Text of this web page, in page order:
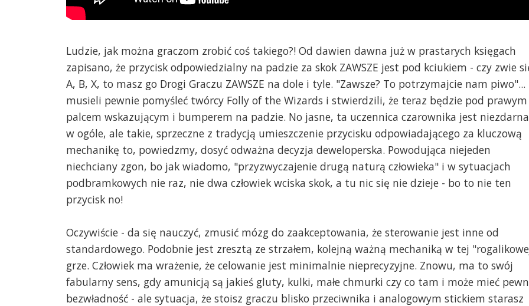
Ludzie, jak można graczom zrobić coś takiego?! Od dawien dawna już w prastarych księgach
zapisano, że przycisk odpowiedzialny na padzie za skok ZAWSZE jest pod kciukiem - czy zwie
A, B, X, to masz go Drogi Graczu ZAWSZE na dole i tyle. "Zawsze? To potrzymajcie nam piwo"...
musieli pewnie pomyśleć twórcy Folly of the Wizards i stwierdzili, że teraz będzie pod prawym
palcem wskazującym i bumperem na padzie. No jasne, ta uczennica czarownika jest
w ogóle, ale takie, sprzeczne z tradycją umieszczenie przycisku odpowiadającego za kluczową
mechanikę to, powiedzmy, dosyć odważna decyzja deweloperska. Powodująca niejeden
niechciany zgon, bo jak wiadomo, "przyzwyczajenie drugą naturą człowieka" i w sytuacjach
podbramkowych nie raz, nie dwa człowiek wciska skok, a tu nic się nie dzieje - bo to nie ten
przycisk no!
Oczywiście - da się nauczyć, zmusić mózg do zaakceptowania, że sterowanie jest inne od
standardowego. Podobnie jest zresztą ze strzałem, kolejną ważną mechaniką w tej
grze. Człowiek ma wrażenie, że celowanie jest minimalnie nieprecyzyjne. Znowu, ma to swój
fabularny sens, gdy amunicją są jakieś gluty, kulki, małe chmurki czy co tam i może mieć
bezwładność - ale sytuacja, że stoisz graczu blisko przeciwnika i analogowym stickiem starasz